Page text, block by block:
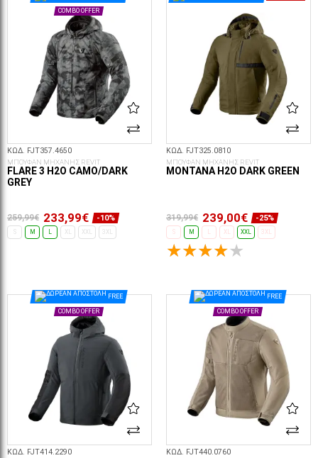
COMBO OFFER
ΚΩΔ. FJT357.4650
ΜΠΟΥΦΑΝ ΜΗΧΑΝΗΣ REVIT
FLARE 3 H2O CAMO/DARK
GREY
259,99€ 233,99€ -10%
S M L XL XXL 3XL
ΚΩΔ. FJT325.0810
ΜΠΟΥΦΑΝ ΜΗΧΑΝΗΣ REVIT
MONTANA H2O DARK GREEN
319,99€ 239,00€ -25%
S M L XL XXL 3XL
FREE
COMBO OFFER
ΚΩΔ. FJT414.2290
FREE
COMBO OFFER
ΚΩΔ. FJT440.0760